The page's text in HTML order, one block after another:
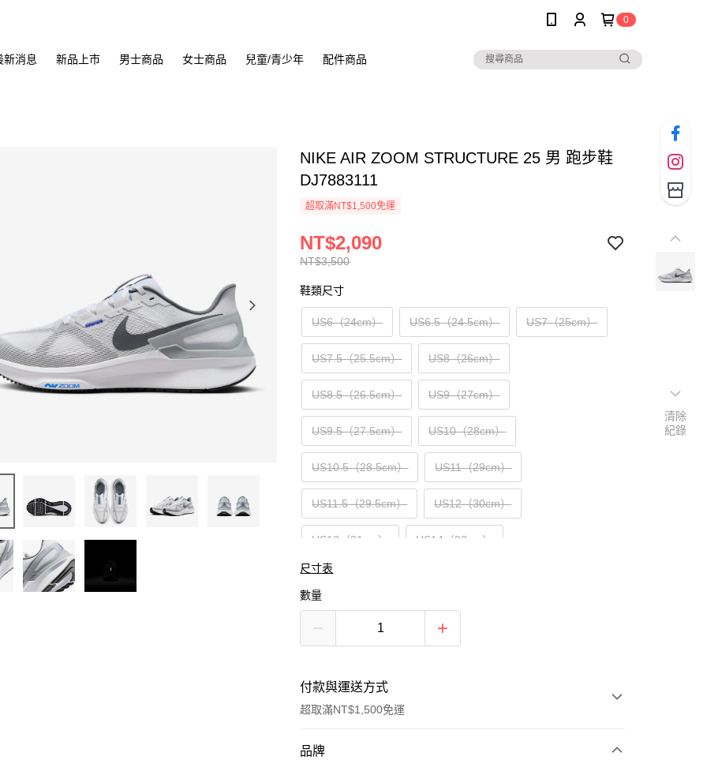
0
新消息 新品上市 男士商品 女士商品 兒童/青少年 配件商品
NIKE AIR ZOOM STRUCTURE 25 男 跑步鞋
DJ7883111
超取滿NT$1,500免運
NT$3,500
NT$2,090
鞋類尺寸
US6（24cm） US6.5（24.5cm） US7（25cm）
US7.5（25.5cm） US8（26cm）
US8.5（26.5cm） US9（27cm）
US9.5（27.5cm） US10（28cm）
US10.5（28.5cm） US11（29cm）
US11.5（29.5cm） US12（30cm）
US13（31cm） US14（32cm）
尺寸表
數量
付款與運送方式
超取滿NT$1,500免運
付款方式
品牌
清除
紀錄